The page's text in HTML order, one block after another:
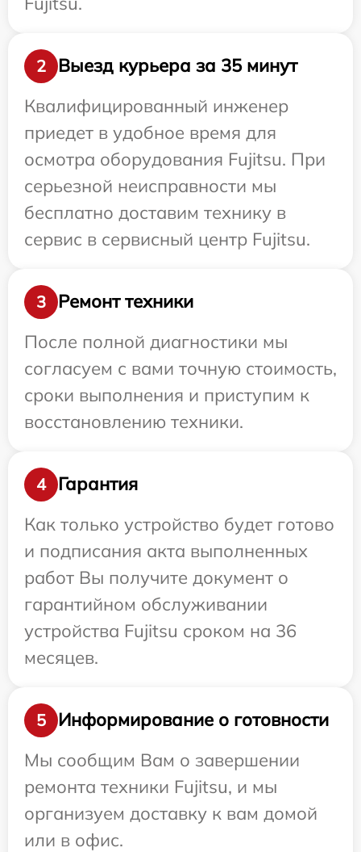
2
Выезд курьера за 35 минут
Квалифицированный инженер
приедет в удобное время для
осмотра оборудования Fujitsu. При
серьезной неисправности мы
бесплатно доставим технику в
сервис в сервисный центр Fujitsu.
3
Ремонт техники
После полной диагностики мы
согласуем с вами точную стоимость,
сроки выполнения и приступим к
восстановлению техники.
4
Гарантия
Как только устройство будет готово
и подписания акта выполненных
работ Вы получите документ о
гарантийном обслуживании
устройства Fujitsu сроком на 36
месяцев.
5
Информирование о готовности
Мы сообщим Вам о завершении
ремонта техники Fujitsu, и мы
организуем доставку к вам домой
или в офис.